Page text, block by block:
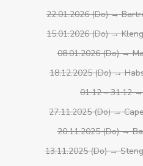
22.01.2026 (Do) →
15.01.2026 (Do) →
08.01.2026 (Do) →
18.12.2025 (Do) →
01.12 – 31.12
27.11.2025 (Do) →
20.11.2025 (Do) →
13.11.2025 (Do) →